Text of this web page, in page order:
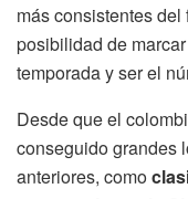
más consistentes
posibilidad de
temporada y ser el
Desde que el
conseguido grandes
anteriores, como